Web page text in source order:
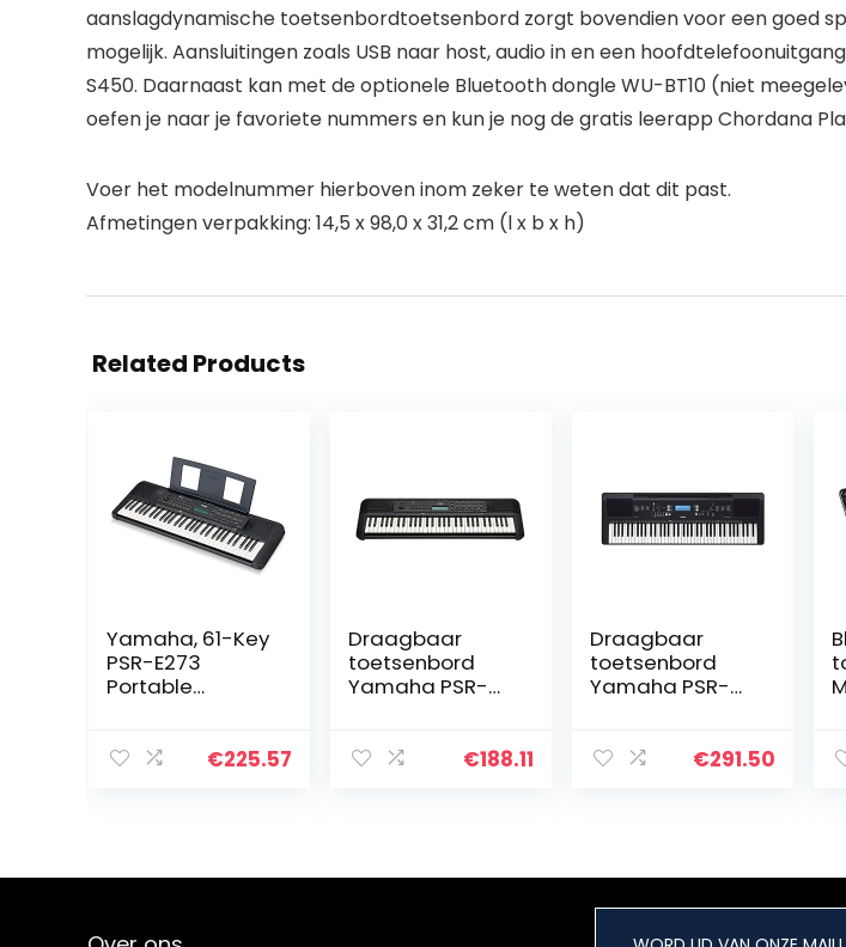
aanslagdynamische toetsenbordtoetsenbord zorgt bovendien voor een goed
mogelijk. Aansluitingen zoals USB naar host, audio in en een
S450. Daarnaast kan met de optionele Bluetooth dongle WU-BT10 (niet
oefen je naar je favoriete nummers en kun je nog de gratis leerapp Chordana
Voer het modelnummer hierboven inom zeker te weten dat dit past.
Afmetingen verpakking: 14,5 x 98,0 x 31,2 cm (l x b x h)
Related Products
Yamaha, 61-Key
PSR-E273
Portable
€225.57
Draagbaar
toetsenbord
Yamaha PSR-
61 gevoelige
aan de Yamaha
€188.11
Draagbaar
toetsenbord
Yamaha PSR-
d met 76
online
muzieklessen in
€291.50